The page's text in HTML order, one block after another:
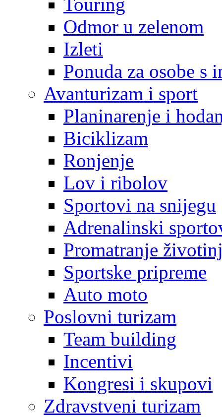
Odmor u zelenom
Izleti
Ponuda za osobe s
Avanturizam i sport
Planinarenje i
Biciklizam
Ronjenje
Lov i ribolov
Sportovi na snijegu
Adrenalinski
Promatranje
Sportske pripreme
Auto moto
Poslovni turizam
Team building
Incentivi
Kongresi i skupovi
Zdravstveni turizam